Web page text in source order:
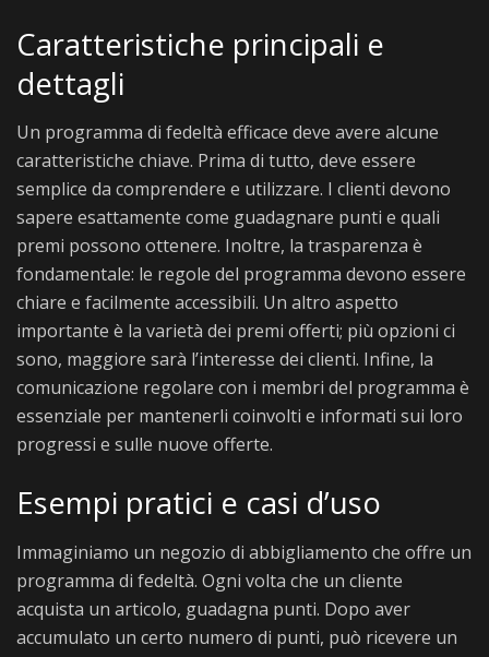
Caratteristiche principali e
dettagli
Un programma di fedeltà efficace deve avere alcune
caratteristiche chiave. Prima di tutto, deve essere
semplice da comprendere e utilizzare. I clienti devono
sapere esattamente come guadagnare punti e quali
premi possono ottenere. Inoltre, la trasparenza è
fondamentale: le regole del programma devono essere
chiare e facilmente accessibili. Un altro aspetto
importante è la varietà dei premi offerti; più opzioni ci
sono, maggiore sarà l’interesse dei clienti. Infine, la
comunicazione regolare con i membri del programma è
essenziale per mantenerli coinvolti e informati sui loro
progressi e sulle nuove offerte.
Esempi pratici e casi d’uso
Immaginiamo un negozio di abbigliamento che offre un
programma di fedeltà. Ogni volta che un cliente
acquista un articolo, guadagna punti. Dopo aver
accumulato un certo numero di punti, può ricevere un